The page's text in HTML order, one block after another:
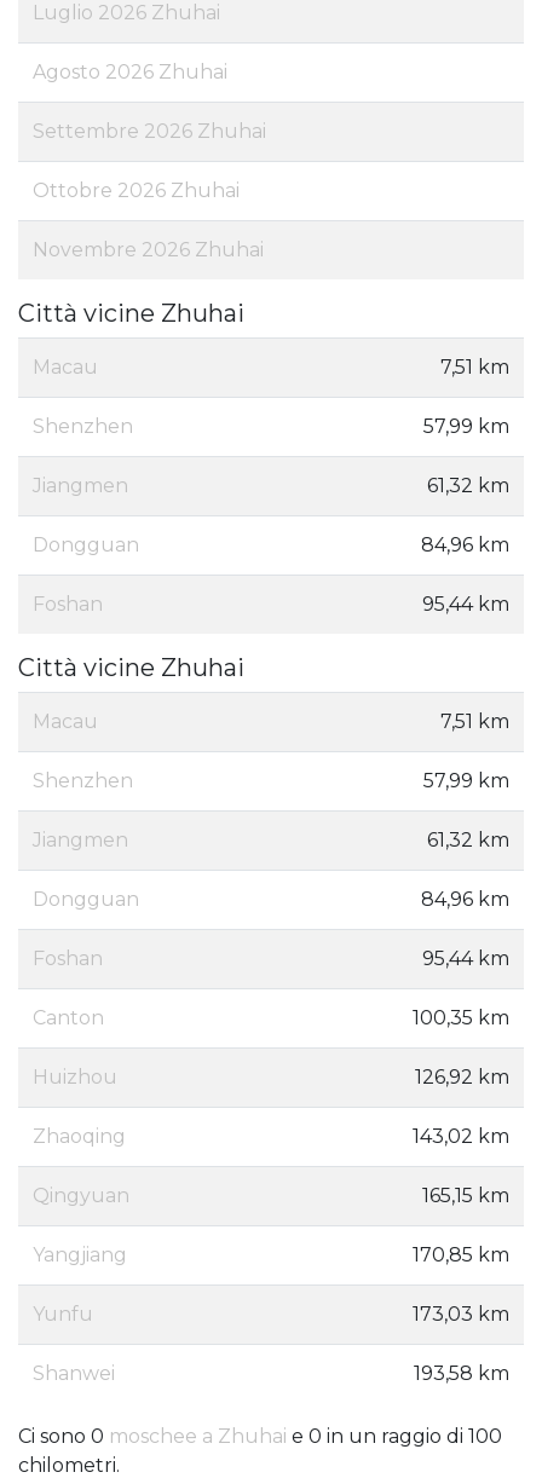
Luglio 2026 Zhuhai
Agosto 2026 Zhuhai
Settembre 2026 Zhuhai
Ottobre 2026 Zhuhai
Novembre 2026 Zhuhai
Città vicine Zhuhai
Macau 7,51 km
Shenzhen 57,99 km
Jiangmen 61,32 km
Dongguan 84,96 km
Foshan 95,44 km
Città vicine Zhuhai
Macau 7,51 km
Shenzhen 57,99 km
Jiangmen 61,32 km
Dongguan 84,96 km
Foshan 95,44 km
Canton 100,35 km
Huizhou 126,92 km
Zhaoqing 143,02 km
Qingyuan 165,15 km
Yangjiang 170,85 km
Yunfu 173,03 km
Shanwei 193,58 km
Ci sono 0 moschee a Zhuhai e 0 in un raggio di 100
chilometri.